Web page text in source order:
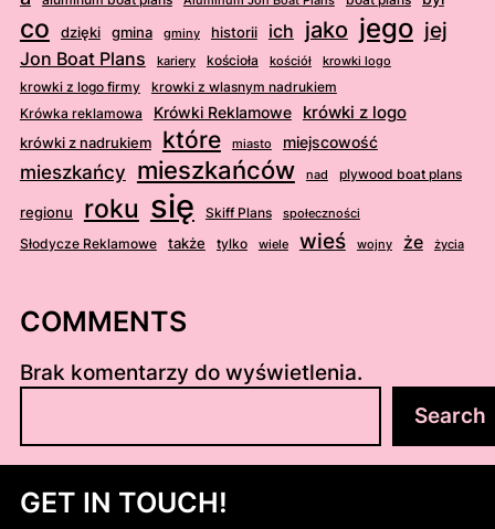
co dzięki gmina gminy historii ich jako jego jej
Jon Boat Plans kariery kościoła kościół krowki logo
krowki z logo firmy
krowki z wlasnym nadrukiem
Krówka reklamowa
Krówki Reklamowe krówki z logo
krówki z nadrukiem które miasto miejscowość
mieszkańcy mieszkańców nad plywood boat plans
regionu roku się Skiff Plans społeczności
Słodycze Reklamowe także tylko wiele wieś wojny że życia
COMMENTS
Brak komentarzy do wyświetlenia.
u
a
Search
GET IN TOUCH!